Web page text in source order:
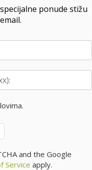
ponude stižu
and the Google
Service apply.